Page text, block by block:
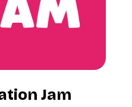
Jam